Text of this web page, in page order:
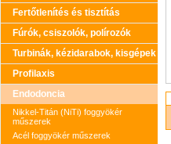
Fertőtlenítés és tisztítás
Fúrók, csiszolók, polírozók
Turbinák, kézidarabok, kisgépek
Profilaxis
Endodoncia
Nikkel-Titán (NiTi) foggyökér
műszerek
Acél foggyökér műszerek